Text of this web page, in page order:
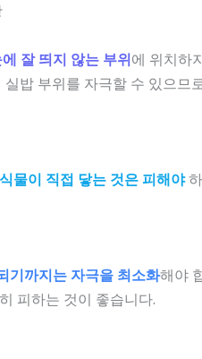
잘 띄지 않는 부위에 위치하
밥 부위를 자극할 수 있으므
물이 직접 닿는 것은 피해야
기까지는 자극을 최소화해야
피하는 것이 좋습니다.